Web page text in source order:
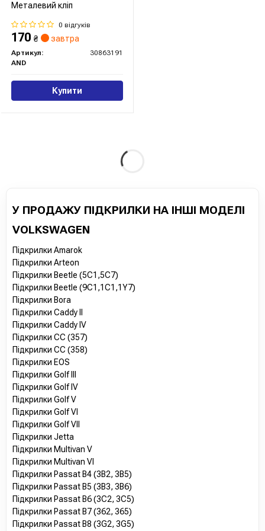
Металевий кліп
0 відгуків
170 ₴ завтра
Артикул:
30863191
AND
Купити
У ПРОДАЖУ ПІДКРИЛКИ НА ІНШІ МОДЕЛІ
VOLKSWAGEN
Підкрилки Amarok
Підкрилки Arteon
Підкрилки Beetle (5C1,5C7)
Підкрилки Beetle (9C1,1C1,1Y7)
Підкрилки Bora
Підкрилки Caddy II
Підкрилки Caddy IV
Підкрилки CC (357)
Підкрилки CC (358)
Підкрилки EOS
Підкрилки Golf III
Підкрилки Golf IV
Підкрилки Golf V
Підкрилки Golf VI
Підкрилки Golf VII
Підкрилки Jetta
Підкрилки Multivan V
Підкрилки Multivan VI
Підкрилки Passat B4 (3B2, 3B5)
Підкрилки Passat B5 (3B3, 3B6)
Підкрилки Passat B6 (3C2, 3C5)
Підкрилки Passat B7 (362, 365)
Підкрилки Passat B8 (3G2, 3G5)